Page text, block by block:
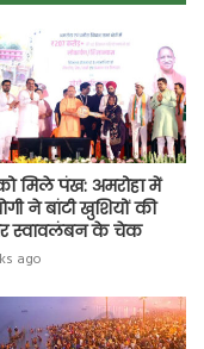
मिले पंख: अमरोहा में
ने बांटी खुशियों की
स्वावलंबन के चेक
ago